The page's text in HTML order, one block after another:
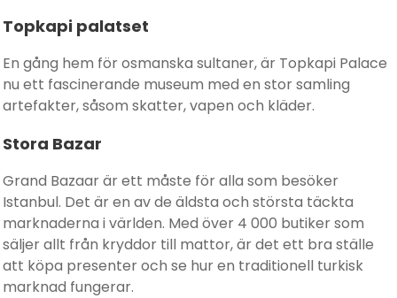
Topkapi palatset
En gång hem för osmanska sultaner, är Topkapi Palace
nu ett fascinerande museum med en stor samling
artefakter, såsom skatter, vapen och kläder.
Stora Bazar
Grand Bazaar är ett måste för alla som besöker
Istanbul. Det är en av de äldsta och största täckta
marknaderna i världen. Med över 4 000 butiker som
säljer allt från kryddor till mattor, är det ett bra ställe
att köpa presenter och se hur en traditionell turkisk
marknad fungerar.